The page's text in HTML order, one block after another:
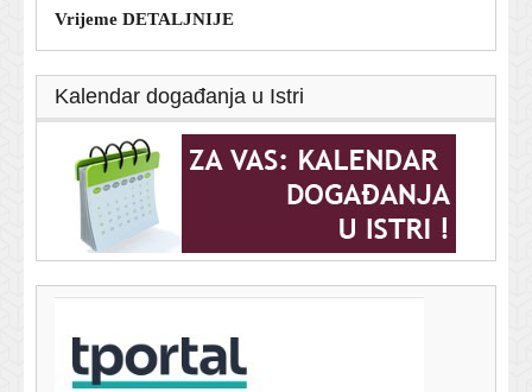
Vrijeme DETALJNIJE
Kalendar događanja u Istri
Bili su 100 dana u izolaciji: Završen važan pokus za
misiju na Mjesec i Mars